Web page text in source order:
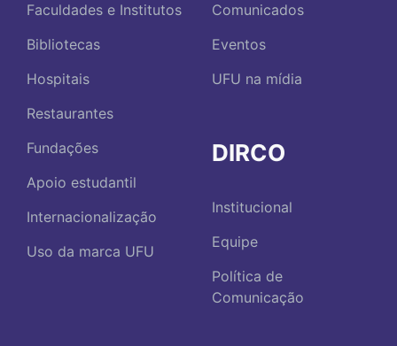
Faculdades e Institutos
Bibliotecas
Hospitais
Restaurantes
Fundações
Apoio estudantil
Internacionalização
Uso da marca UFU
Comunicados
Eventos
UFU na mídia
DIRCO
Institucional
Equipe
Política de
Comunicação